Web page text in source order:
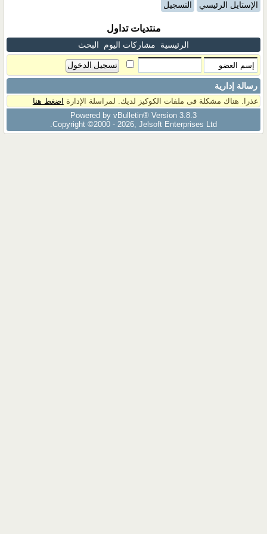
الإستايل الرئيسي التسجيل
منتديات تداول
الرئيسية مشاركات اليوم البحث
رسالة إدارية
عذرا. هناك مشكلة فى ملفات الكوكيز لديك. لمراسلة الإدارة اضغط هنا
Powered by vBulletin® Version 3.8.3
Copyright ©2000 - 2026, Jelsoft Enterprises Ltd.